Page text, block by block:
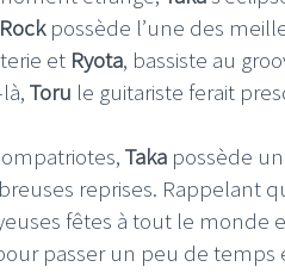
possède l’une des
et Ryota, bassiste au
Toru le guitariste ferait
Taka possède
reprises. Rappelant
fêtes à tout le monde
passer un peu de temps